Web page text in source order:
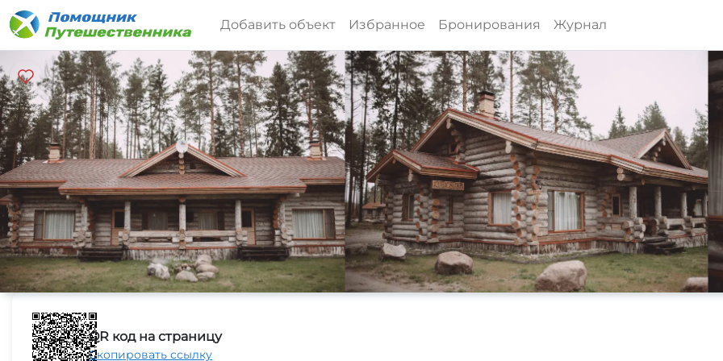
Добавить объект Избранное Бронирования Журнал
QR код на страницу
Скопировать ссылку